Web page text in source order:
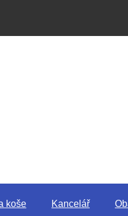
koše Kancelář